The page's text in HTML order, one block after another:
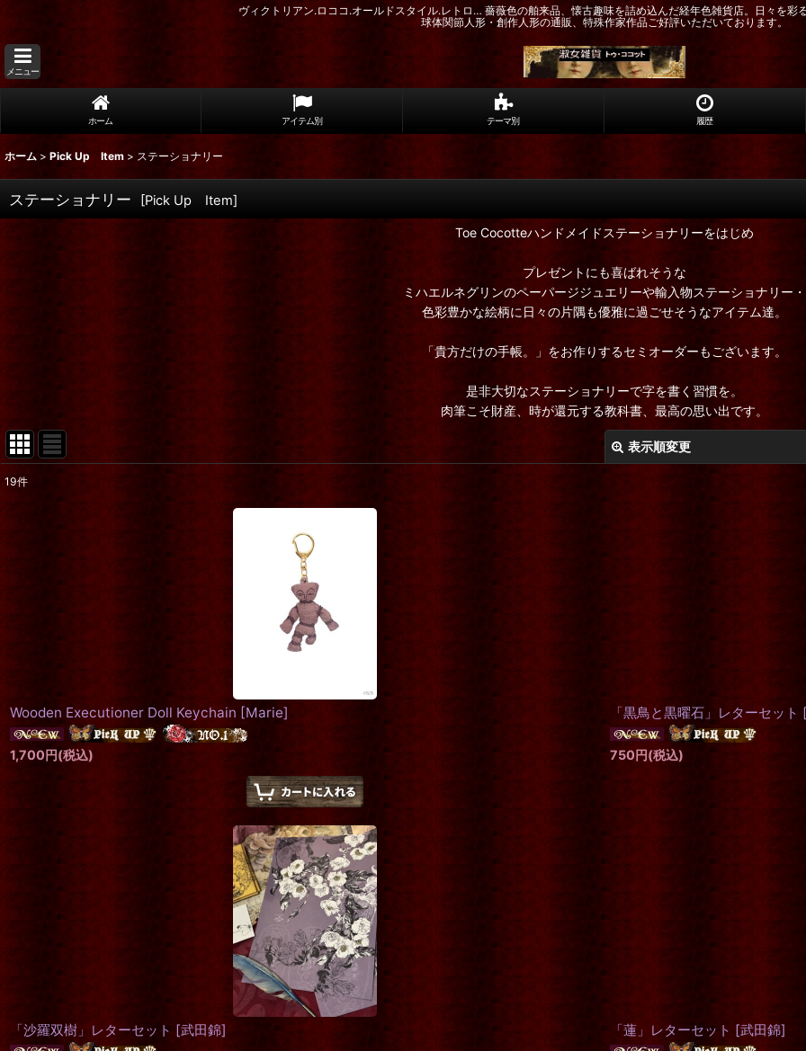
ヴィクトリアン.ロココ.オールドスタイル.レトロ… 薔薇色の舶来品、懐古趣味を詰め込んだ経年色雑貨店。日々を彩
球体関節人形・創作人形の通販、特殊作家作品ご好評いただいております。
メニュー
ホーム アイテム別 テーマ別 履歴
ホーム > Pick Up Item > ステーショナリー
ステーショナリー [Pick Up Item]
Toe Cocotteハンドメイドステーショナリーをはじめ
プレゼントにも喜ばれそうな
ミハエルネグリンのペーパージジュエリーや輸入物ステーショナリー・
色彩豊かな絵柄に日々の片隅も優雅に過ごせそうなアイテム達。
「貴方だけの手帳。」をお作りするセミオーダーもございます。
是非大切なステーショナリーで字を書く習慣を。
肉筆こそ財産、時が還元する教科書、最高の思い出です。
表示順変更
19件
Wooden Executioner Doll Keychain [Marie]
1,700円(税込)
「黒鳥と黒曜石」レターセット
750円(税込)
「沙羅双樹」レターセット [武田錦] 「蓮」レターセット [武田錦]